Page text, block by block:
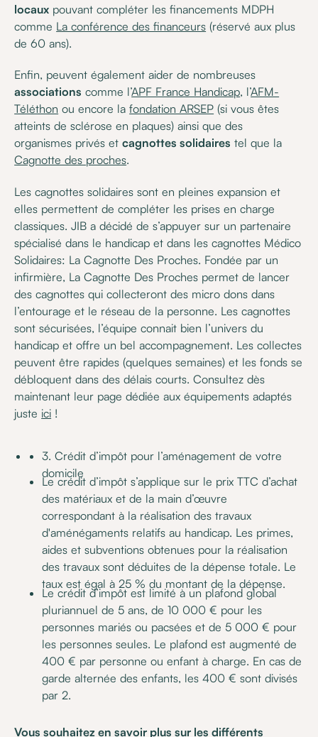
locaux pouvant compléter les financements MDPH
comme La conférence des financeurs (réservé aux plus
de 60 ans).
Enfin, peuvent également aider de nombreuses
associations comme l’APF France Handicap, l’AFM-
Téléthon ou encore lafondation ARSEP (si vous êtes
atteints de sclérose en plaques) ainsi que des
organismes privés etcagnottes solidaires tel que la
Cagnotte des proches.
Les cagnottes solidaires sont en pleines expansion et
elles permettent de compléter les prises en charge
classiques. JIB a décidé de s’appuyer sur un partenaire
spécialisé dans le handicap et dans les cagnottes Médico
Solidaires: La Cagnotte Des Proches. Fondée par un
infirmière, La Cagnotte Des Proches permet de lancer
des cagnottes qui collecteront des micro dons dans
l’entourage et le réseau de la personne. Les cagnottes
sont sécurisées, l’équipe connait bien l’univers du
handicap et offre un bel accompagnement. Les collectes
peuvent être rapides (quelques semaines) et les fonds se
débloquent dans des délais courts. Consultez dès
maintenant leur page dédiée aux équipements adaptés
juste ici !
3. Crédit d’impôt pour l’aménagement de votre
domicile
Le crédit d’impôt s’applique sur le prix TTC d’achat
des matériaux et de la main d’œuvre
correspondant à la réalisation des travaux
d'aménégaments relatifs au handicap. Les primes,
aides et subventions obtenues pour la réalisation
des travaux sont déduites de la dépense totale. Le
taux est égal à 25 % du montant de la dépense.
Le crédit d’impôt est limité à un plafond global
pluriannuel de 5 ans, de 10 000 € pour les
personnes mariés ou pacsées et de 5 000 € pour
les personnes seules. Le plafond est augmenté de
400 € par personne ou enfant à charge. En cas de
garde alternée des enfants, les 400 € sont divisés
par 2.
Vous souhaitez en savoir plus sur les différents